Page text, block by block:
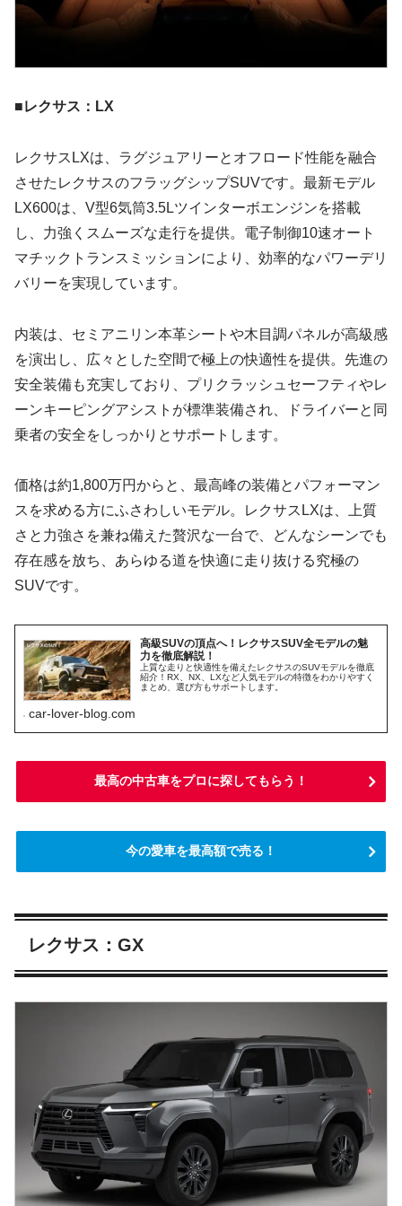
■レクサス：LX
レクサスLXは、ラグジュアリーとオフロード性能を融合
させたレクサスのフラッグシップSUVです。最新モデル
LX600は、V型6気筒3.5Lツインターボエンジンを搭載
し、力強くスムーズな走行を提供。電子制御10速オート
マチックトランスミッションにより、効率的なパワーデリ
バリーを実現しています。
内装は、セミアニリン本革シートや木目調パネルが高級感
を演出し、広々とした空間で極上の快適性を提供。先進の
安全装備も充実しており、プリクラッシュセーフティやレ
ーンキーピングアシストが標準装備され、ドライバーと同
乗者の安全をしっかりとサポートします。
価格は約1,800万円からと、最高峰の装備とパフォーマン
スを求める方にふさわしいモデル。レクサスLXは、上質
さと力強さを兼ね備えた贅沢な一台で、どんなシーンでも
存在感を放ち、あらゆる道を快適に走り抜ける究極の
SUVです。
高級SUVの頂点へ！レクサスSUV全モデルの魅
力を徹底解説！
上質な走りと快適性を備えたレクサスのSUVモデルを徹底
紹介！RX、NX、LXなど人気モデルの特徴をわかりやすく
まとめ、選び方もサポートします。
car-lover-blog.com
最高の中古車をプロに探してもらう！
今の愛車を最高額で売る！
レクサス：GX